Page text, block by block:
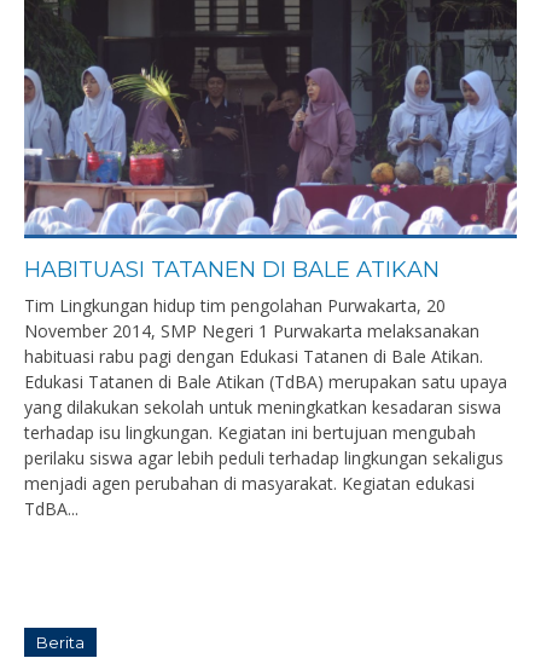
HABITUASI TATANEN DI BALE ATIKAN
Tim Lingkungan hidup tim pengolahan Purwakarta, 20
November 2014, SMP Negeri 1 Purwakarta melaksanakan
habituasi rabu pagi dengan Edukasi Tatanen di Bale Atikan.
Edukasi Tatanen di Bale Atikan (TdBA) merupakan satu upaya
yang dilakukan sekolah untuk meningkatkan kesadaran siswa
terhadap isu lingkungan. Kegiatan ini bertujuan mengubah
perilaku siswa agar lebih peduli terhadap lingkungan sekaligus
menjadi agen perubahan di masyarakat. Kegiatan edukasi
TdBA...
Berita